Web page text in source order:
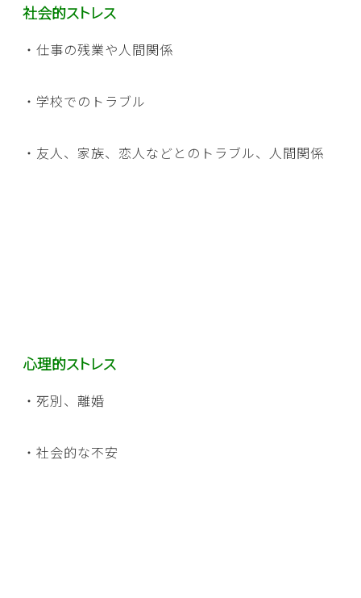
社会的ストレス
・仕事の残業や人間関係
・学校でのトラブル
・友人、家族、恋人などとのトラブル、人間関係
心理的ストレス
・死別、離婚
・社会的な不安